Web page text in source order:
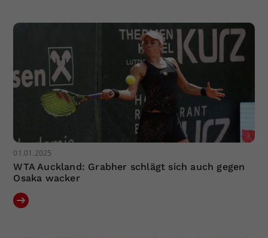
01.01.2025
WTA Auckland: Grabher schlägt sich auch gegen
Osaka wacker
Zweck
Einstellungen. Unter anderem eine
zufällig generierte ID, für die
historische Speicherung Ihrer
vorgenommen Einstellungen, falls der
Webseiten-Betreiber dies eingestellt
hat.